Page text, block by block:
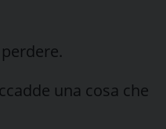
una cosa che